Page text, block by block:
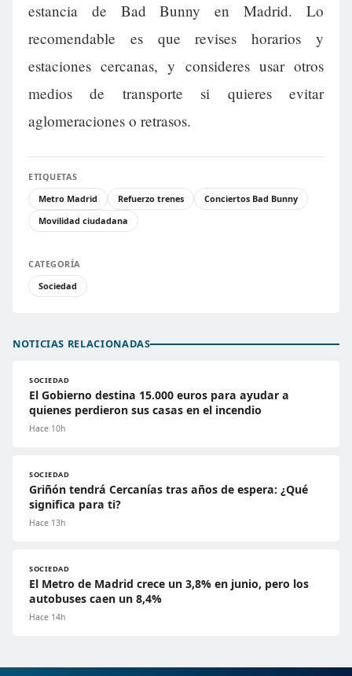
estancia de Bad Bunny en Madrid. Lo
recomendable es que revises horarios y
estaciones cercanas, y consideres usar otros
medios de transporte si quieres evitar
aglomeraciones o retrasos.
ETIQUETAS
Metro Madrid
Refuerzo trenes
Conciertos Bad Bunny
Movilidad ciudadana
CATEGORÍA
Sociedad
NOTICIAS RELACIONADAS
SOCIEDAD
El Gobierno destina 15.000 euros para ayudar a
quienes perdieron sus casas en el incendio
Hace 10h
SOCIEDAD
Griñón tendrá Cercanías tras años de espera: ¿Qué
significa para ti?
Hace 13h
SOCIEDAD
El Metro de Madrid crece un 3,8% en junio, pero los
autobuses caen un 8,4%
Hace 14h